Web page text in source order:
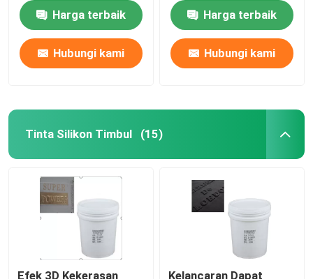
Harga terbaik
Hubungi kami
Harga terbaik
Hubungi kami
Tinta Silikon Timbul (15)
Efek 3D Kekerasan
Kelancaran Dapat